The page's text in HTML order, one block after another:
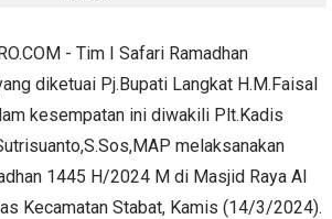
- Tim I Safari Ramadhan
diketuai Pj.Bupati Langkat H.M.Faisal
kesempatan ini diwakili Plt.Kadis
melaksanakan
1445 H/2024 M di Masjid Raya Al
Kecamatan Stabat, Kamis (14/3/2024).